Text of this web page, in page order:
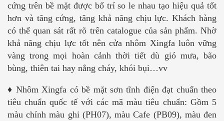
cứng trên bề mặt được bố trí so le nhau tạo hiệu quả tốt
hơn và tăng cứng, tăng khả năng chịu lực. Khách hàng
có thể quan sát rất rõ trên catalogue của sản phẩm. Nhờ
khả năng chịu lực tốt nên cửa nhôm Xingfa luôn vững
vàng trong mọi hoàn cảnh thời tiết dù gió mưa, bão
bùng, thiên tai hay nắng cháy, khói bụi…vv
♦ Nhôm Xingfa có bề mặt sơn tĩnh điện đạt chuẩn theo
tiêu chuẩn quốc tế với các mã màu tiêu chuẩn: Gồm 5
màu chính màu ghi (PH07), màu Cafe (PB09), màu đen